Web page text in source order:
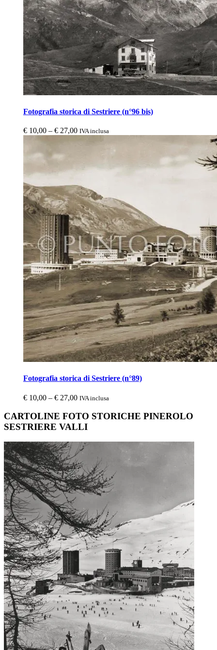
Fotografia storica di Sestriere (n°96 bis)
€ 10,00 – € 27,00 IVA inclusa
Fotografia storica di Sestriere (n°89)
€ 10,00 – € 27,00 IVA inclusa
CARTOLINE FOTO STORICHE PINEROLO
SESTRIERE VALLI